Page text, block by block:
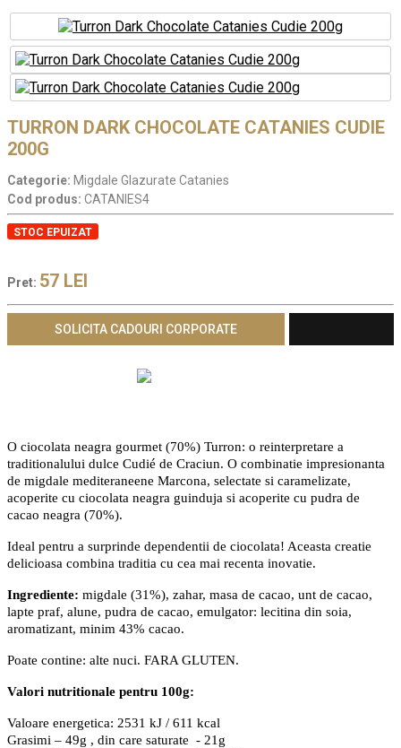
TURRON DARK CHOCOLATE CATANIES CUDIE
200G
Categorie: Migdale Glazurate Catanies
Cod produs: CATANIES4
STOC EPUIZAT
Pret: 57 LEI
SOLICITA CADOURI CORPORATE
O ciocolata neagra gourmet (70%) Turron: o reinterpretare a
traditionalului dulce Cudié de Craciun. O combinatie impresionanta
de migdale mediteraneene Marcona, selectate si caramelizate,
acoperite cu ciocolata neagra guinduja si acoperite cu pudra de
cacao neagra (70%).
Ideal pentru a surprinde dependentii de ciocolata! Aceasta creatie
delicioasa combina traditia cu cea mai recenta inovatie.
Ingrediente: migdale (31%), zahar, masa de cacao, unt de cacao,
lapte praf, alune, pudra de cacao, emulgator: lecitina din soia,
aromatizant, minim 43% cacao.
Poate contine: alte nuci. FARA GLUTEN.
Valori nutritionale pentru 100g:
Valoare energetica: 2531 kJ / 611 kcal
Grasimi – 49g , din care saturate - 21g